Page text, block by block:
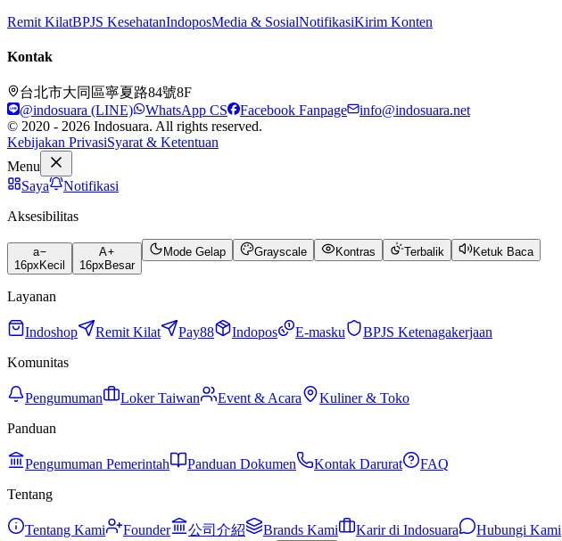
Remit KilatBPJS KesehatanIndoposMedia & SosialNotifikasiKirim Konten
Kontak
台北市大同區寧夏路84號8F
@indosuara (LINE)
WhatsApp CS Facebook Fanpage
info@indosuara.net
© 2020 - 2026 Indosuara. All rights reserved.
Kebijakan PrivasiSyarat & Ketentuan
Menu
Saya
Notifikasi
Aksesibilitas
a
16px Kecil
A
16px Besar
Mode Gelap Grayscale Kontras Terbalik Ketuk Baca
Layanan
Indoshop Remit Kilat Pay88 Indopos E-masku
BPJS Ketenagakerjaan
Komunitas
Pengumuman Loker Taiwan Event & Acara
Kuliner & Toko
Panduan
Pengumuman Pemerintah Panduan Dokumen Kontak Darurat
FAQ
Tentang
Tentang Kami Founder 公司介紹 Brands Kami Karir di Indosuara Hubungi Kami